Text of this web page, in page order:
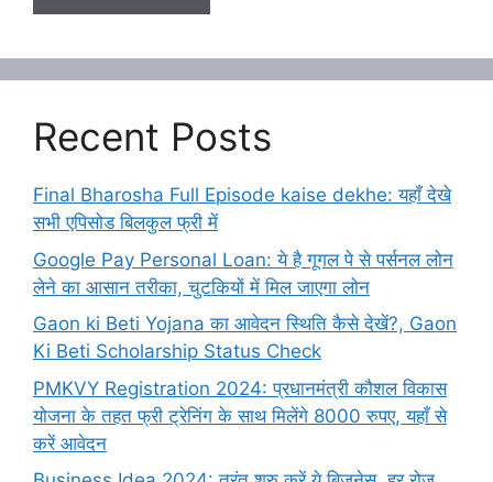
Recent Posts
Final Bharosha Full Episode kaise dekhe: यहाँ देखे
सभी एपिसोड बिलकुल फ्री में
Google Pay Personal Loan: ये है गूगल पे से पर्सनल लोन
लेने का आसान तरीका, चुटकियों में मिल जाएगा लोन
Gaon ki Beti Yojana का आवेदन स्थिति कैसे देखें?, Gaon
Ki Beti Scholarship Status Check
PMKVY Registration 2024: प्रधानमंत्री कौशल विकास
योजना के तहत फ्री ट्रेनिंग के साथ मिलेंगे 8000 रुपए, यहाँ से
करें आवेदन